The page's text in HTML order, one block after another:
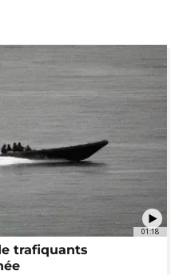
01:18
trafiquants